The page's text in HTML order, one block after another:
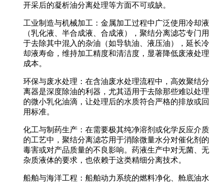
开采后的凝析油分离处理等方面不可或缺。
工业制造与机械加工 ：金属加工过程中广泛使用冷却液
（乳化液、半合成液、合成液）， 聚结分离滤芯专门用
于去除其中混入的杂油（如导轨油、液压油），延长冷
却液寿命，维持加工精度和清洁度， 显著降低废液处理
成本。
环保与废水处理 ：在含油废水处理流程中，高效聚结分
离器是深度除油的利器，尤其适用于去除那些难以处理
的微小乳化油滴，让处理后的水质符合严格的排放或回
用标准。
化工与制药生产 ：在需要极其纯净溶剂 或化学反应介质
的工艺中， 聚结分离滤芯用于消除微量水分对催化剂的
毒害或对产品质量的不良影响。药液生产中对无菌、无
杂质液体的要求，也依赖于这类精细分离技术。
船舶与海洋工程 ：船舶动力系统的燃料净化 、舱底油水